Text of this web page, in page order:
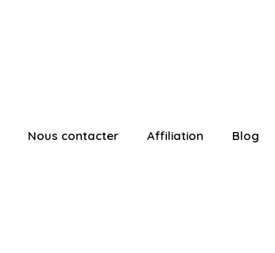
Nous contacter Affiliation Blog